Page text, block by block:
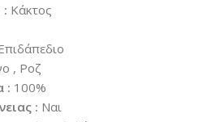
: Κάκτος
, Ροζ
: 100%
: Ναι